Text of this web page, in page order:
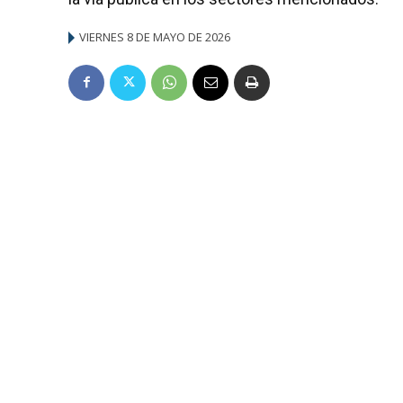
VIERNES 8 DE MAYO DE 2026